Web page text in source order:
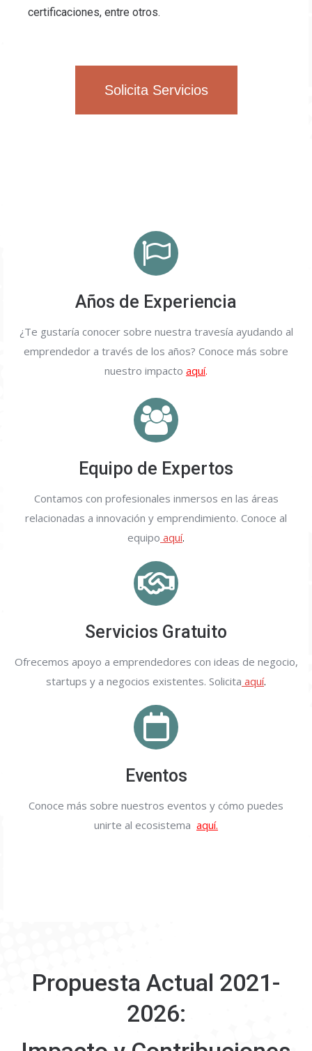
certificaciones, entre otros.
Solicita Servicios
Años de Experiencia
¿Te gustaría conocer sobre nuestra travesía ayudando al
emprendedor a través de los años? Conoce más sobre
nuestro impacto aquí.
Equipo de Expertos
Contamos con profesionales inmersos en las áreas
relacionadas a innovación y emprendimiento. Conoce al
equipo aquí.
Servicios Gratuito
Ofrecemos apoyo a emprendedores con ideas de negocio,
startups y a negocios existentes. Solicita aquí.
Eventos
Conoce más sobre nuestros eventos y cómo puedes
unirte al ecosistema aquí.
Propuesta Actual 2021-
2026: